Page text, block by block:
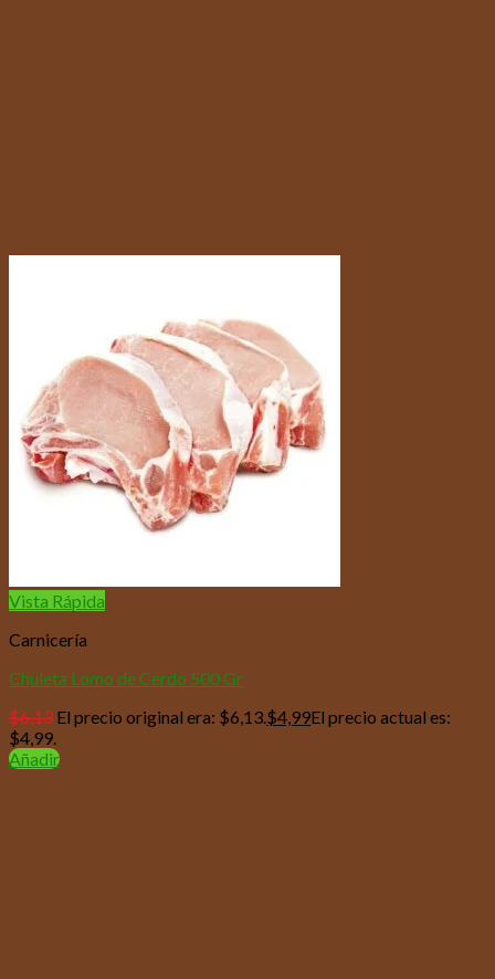
Vista Rápida
Carnicería
Chuleta Lomo de Cerdo 500 Gr
$6,13 El precio original era: $6,13.$4,99El precio actual es:
$4,99.
Añadir